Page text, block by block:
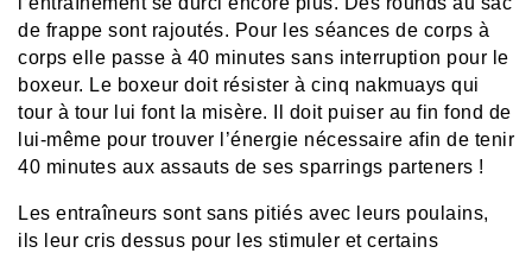
de frappe sont rajoutés. Pour les séances de corps à
corps elle passe à 40 minutes sans interruption pour le
boxeur. Le boxeur doit résister à cinq nakmuays qui
tour à tour lui font la misère. Il doit puiser au fin fond de
lui-même pour trouver l’énergie nécessaire afin de tenir
40 minutes aux assauts de ses sparrings parteners !
Les entraîneurs sont sans pitiés avec leurs poulains,
ils leur cris dessus pour les stimuler et certains